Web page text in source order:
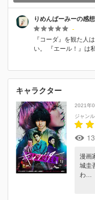
りめんばーみーの感
-
『コーダ』を観た人
い。 『エール！』は
キャラクター
2021年
ジャンル
漫画
城圭
わ…